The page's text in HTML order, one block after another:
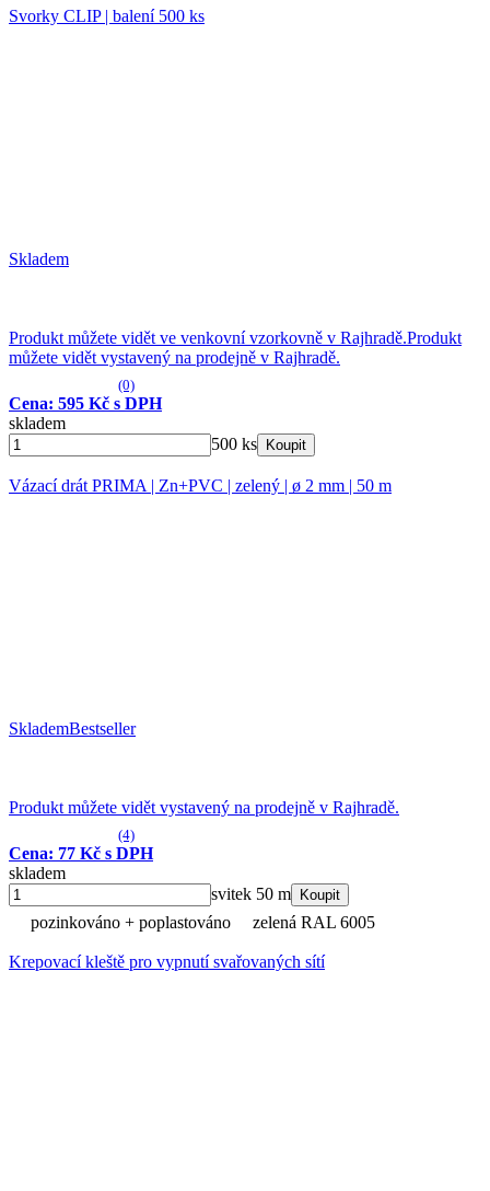
Svorky CLIP | balení 500 ks
Skladem
Produkt můžete vidět ve venkovní vzorkovně v Rajhradě.Produkt
můžete vidět vystavený na prodejně v Rajhradě.
(0)
Cena: 595 Kč s DPH
skladem
500 ks
Koupit
Vázací drát PRIMA | Zn+PVC | zelený | ø 2 mm | 50 m
SklademBestseller
Produkt můžete vidět vystavený na prodejně v Rajhradě.
(4)
Cena: 77 Kč s DPH
skladem
svitek 50 m
Koupit
pozinkováno + poplastováno zelená RAL 6005
Krepovací kleště pro vypnutí svařovaných sítí